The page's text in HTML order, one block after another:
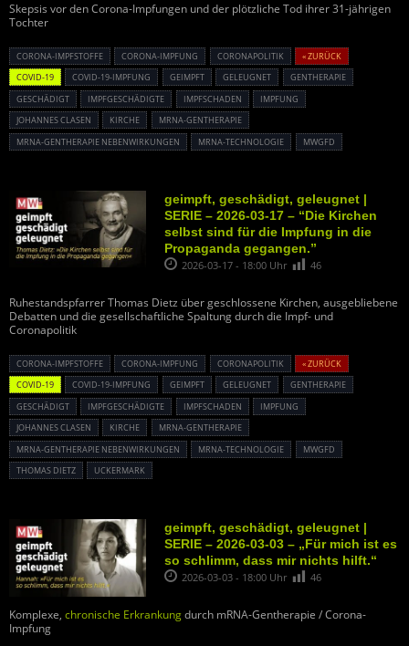
Skepsis vor den Corona-Impfungen und der plötzliche Tod ihrer 31-jährigen
Tochter
CORONA-IMPFSTOFFE CORONA-IMPFUNG CORONAPOLITIK
« ZURÜCK
COVID-19
COVID-19-IMPFUNG GEIMPFT GELEUGNET
GENTHERAPIE
GESCHÄDIGT
IMPFGESCHÄDIGTE IMPFSCHADEN
IMPFUNG
JOHANNES CLASEN
KIRCHE
MRNA-GENTHERAPIE
MRNA-GENTHERAPIE NEBENWIRKUNGEN
MRNA-TECHNOLOGIE MWGFD
geimpft, geschädigt, geleugnet |
SERIE – 2026-03-17 – “Die Kirchen
selbst sind für die Impfung in die
Propaganda gegangen.”
2026-03-17 - 18:00 Uhr 46
Ruhestandspfarrer Thomas Dietz über geschlossene Kirchen, ausgebliebene
Debatten und die gesellschaftliche Spaltung durch die Impf- und
Coronapolitik
CORONA-IMPFSTOFFE CORONA-IMPFUNG CORONAPOLITIK
« ZURÜCK
COVID-19
COVID-19-IMPFUNG GEIMPFT GELEUGNET
GENTHERAPIE
GESCHÄDIGT
IMPFGESCHÄDIGTE IMPFSCHADEN
IMPFUNG
JOHANNES CLASEN
KIRCHE
MRNA-GENTHERAPIE
MRNA-GENTHERAPIE NEBENWIRKUNGEN
MRNA-TECHNOLOGIE
MWGFD
THOMAS DIETZ
UCKERMARK
geimpft, geschädigt, geleugnet |
SERIE – 2026-03-03 – „Für mich ist es
so schlimm, dass mir nichts hilft.“
2026-03-03 - 18:00 Uhr 46
Komplexe, chronische Erkrankungdurch mRNA-Gentherapie / Corona-
Impfung